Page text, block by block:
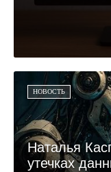
НОВОСТЬ
Наталья
утечках